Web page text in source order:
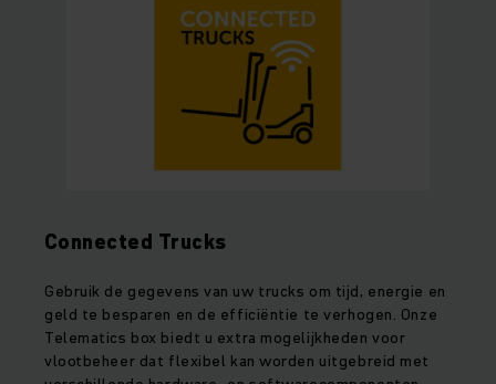
Connected Trucks
Gebruik de gegevens van uw trucks om tijd, energie en
geld te besparen en de efficiëntie te verhogen. Onze
Telematics box biedt u extra mogelijkheden voor
vlootbeheer dat flexibel kan worden uitgebreid met